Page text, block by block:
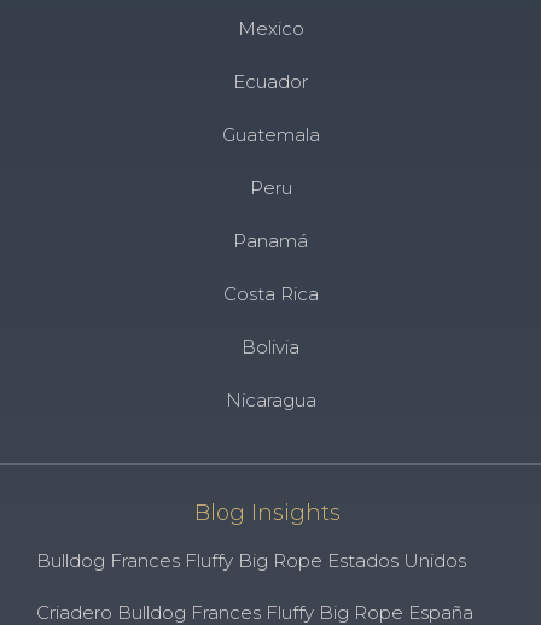
Mexico
Ecuador
Guatemala
Peru
Panamá
Costa Rica
Bolivia
Nicaragua
Blog Insights
Bulldog Frances Fluffy Big Rope Estados Unidos
Criadero Bulldog Frances Fluffy Big Rope España